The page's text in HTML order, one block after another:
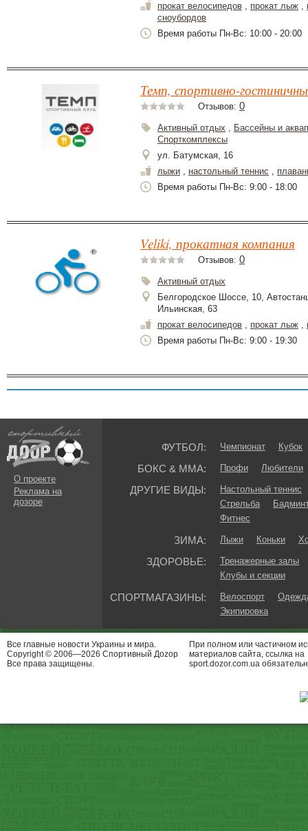
прокат велосипедов , прокат лыж ,
сноубордов
Время работы Пн-Вс: 10:00 - 20:00
Темп, спортивно-
Отзывов: 0
Активный отдых , Бассейны и
Спорткомплексы
ул. Батумская, 16
лыжи , настольный теннис ,
Время работы Пн-Вс: 9:00 - 18:00
Veliki, прокатная компания
Отзывов: 0
Активный отдых
Белгородское Шоссе, 10,
Ильинская, 63
прокат велосипедов , прокат лыж ,
Время работы Пн-Вс: 9:00 - 19:30
О проекте
Реклама на
дозоре
ФУТБОЛ: Чемпионат Кубок
БОКС & ММА: Профи Любители
ДРУГИЕ ВИДЫ:
Настольный теннис
Стрельба
Фитнес
ЗИМА: Лыжи Коньки
ЗДОРОВЬЕ:
Тренажерные залы
Клубы и секции
СПОРТМАГАЗИНЫ: Велоспорт
Экипировка
Все главные новости Украины и мира.
Copyright © 2006—2026 Спортивный Доzор
Все права защищены.
При полном или частичном
материалов сайта, ссылка на
sport.dozor.com.ua